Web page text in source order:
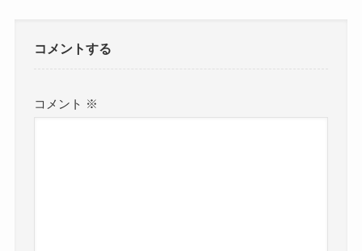
コメントする
コメント ※